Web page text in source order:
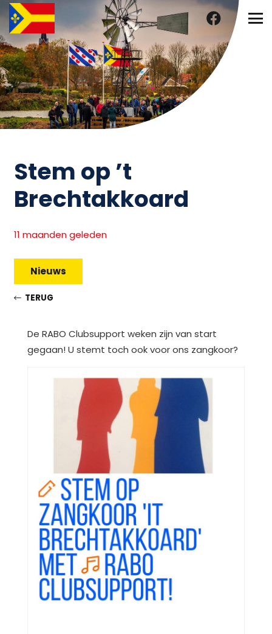
Stem op ’t
Brechtakkoard
11 maanden geleden
Nieuws
TERUG
De RABO Clubsupport weken zijn van start
gegaan! U stemt toch ook voor ons zangkoor?